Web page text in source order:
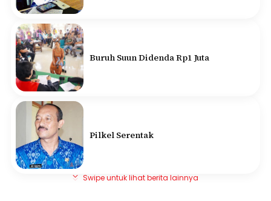
Buruh Suun Didenda Rp1 Juta
Pilkel Serentak
Swipe untuk lihat berita lainnya